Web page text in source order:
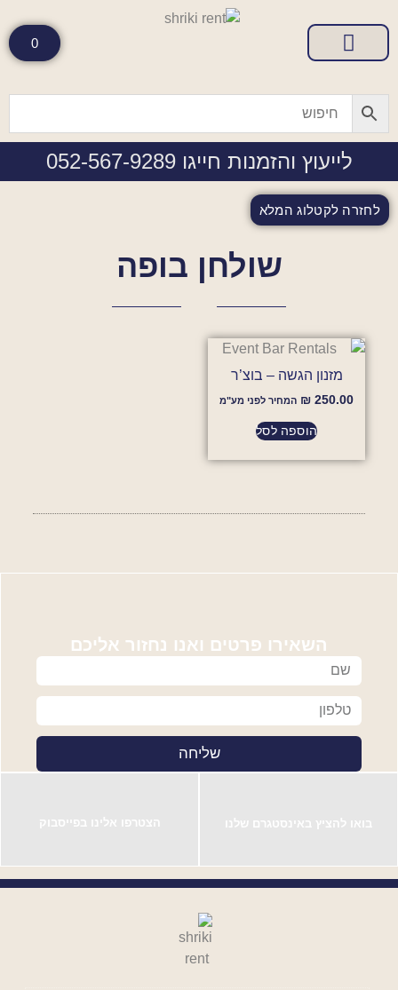
0
לייעוץ והזמנות חייגו 052-567-9289
לחזרה לקטלוג המלא
שולחן בופה
מזנון הגשה – בוצ’ר
₪ 250.00 המחיר לפני מע"מ
הוספה לסל
השאירו פרטים ואנו נחזור אליכם
שליחה
בואו להציץ באינסטגרם שלנו הצטרפו אלינו בפייסבוק